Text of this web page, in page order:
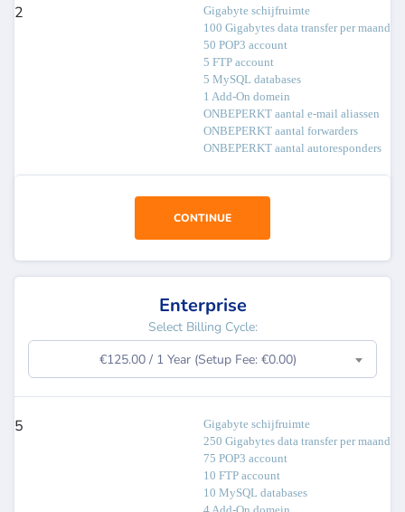
2
Gigabyte schijfruimte
100 Gigabytes data transfer per maand
50 POP3 account
5 FTP account
5 MySQL databases
1 Add-On domein
ONBEPERKT aantal e-mail aliassen
ONBEPERKT aantal forwarders
ONBEPERKT aantal autoresponders
CONTINUE
Enterprise
Select Billing Cycle:
€125.00 / 1 Year (Setup Fee: €0.00)
5
Gigabyte schijfruimte
250 Gigabytes data transfer per maand
75 POP3 account
10 FTP account
10 MySQL databases